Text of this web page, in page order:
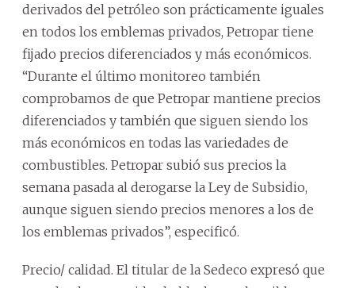
derivados del petróleo son prácticamente iguales
en todos los emblemas privados, Petropar tiene
fijado precios diferenciados y más económicos.
“Durante el último monitoreo también
comprobamos de que Petropar mantiene precios
diferenciados y también que siguen siendo los
más económicos en todas las variedades de
combustibles. Petropar subió sus precios la
semana pasada al derogarse la Ley de Subsidio,
aunque siguen siendo precios menores a los de
los emblemas privados”, especificó.
Precio/ calidad. El titular de la Sedeco expresó que